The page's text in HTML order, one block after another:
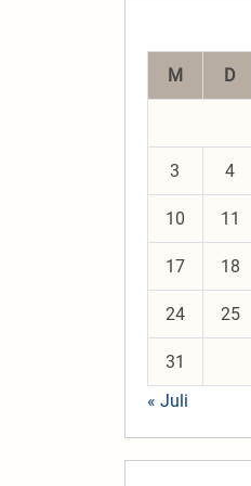
M
D
3 4
10 11
17 18
24 25
31
« Juli